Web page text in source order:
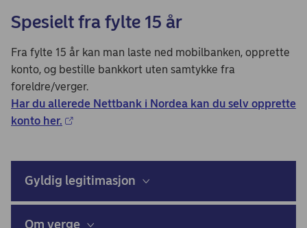
Spesielt fra fylte 15 år
Fra fylte 15 år kan man laste ned mobilbanken, opprette
konto, og bestille bankkort uten samtykke fra
foreldre/verger.
Har du allerede Nettbank i Nordea kan du selv opprette
konto her.
Gyldig legitimasjon
Om verge